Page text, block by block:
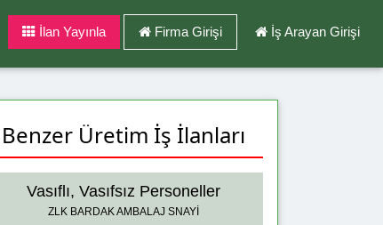
İlan Yayınla Firma Girişi İş Arayan Girişi
Benzer Üretim İş İlanları
Vasıflı, Vasıfsız Personeller
ZLK BARDAK AMBALAJ SNAYİ